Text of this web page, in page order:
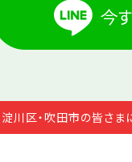
川区・吹田市の皆さま